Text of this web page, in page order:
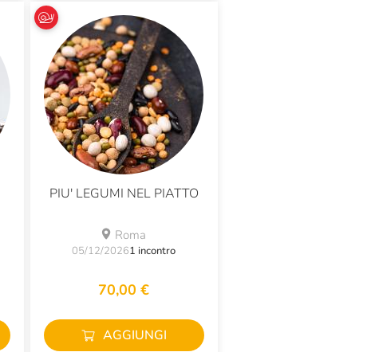
PIU' LEGUMI NEL PIATTO
Roma
05/12/20261 incontro
70,00 €
AGGIUNGI